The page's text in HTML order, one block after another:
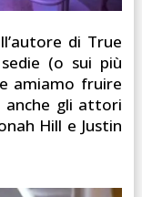
di True
(o sui più
amiamo fruire
gli attori
Hill e Justin